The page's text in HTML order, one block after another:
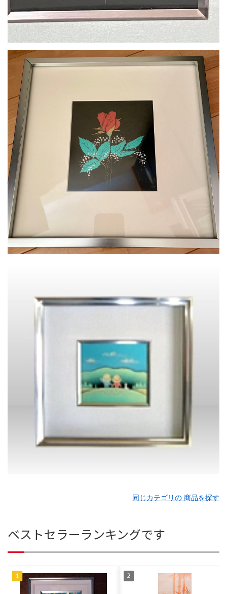
同じカテゴリの 商品を探す
ベストセラーランキングです